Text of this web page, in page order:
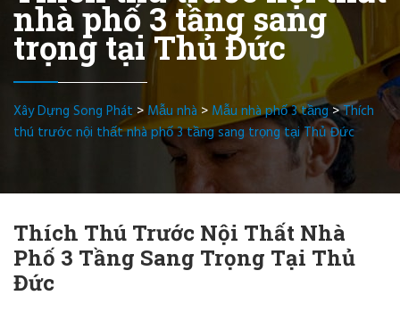
nhà phố 3 tầng sang
trọng tại Thủ Đức
Xây Dựng Song Phát> Mẫu nhà > Mẫu nhà phố 3 tầng>Thích
thú trước nội thất nhà phố 3 tầng sang trọng tại Thủ Đức
Thích Thú Trước Nội Thất Nhà
Phố 3 Tầng Sang Trọng Tại Thủ
Đức